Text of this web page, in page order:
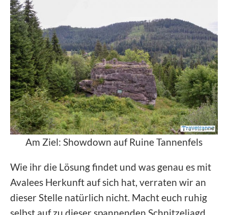
Am Ziel: Showdown auf Ruine Tannenfels
Wie ihr die Lösung findet und was genau es mit
Avalees Herkunft auf sich hat, verraten wir an
dieser Stelle natürlich nicht. Macht euch ruhig
selbst auf zu dieser spannenden Schnitzeljagd.